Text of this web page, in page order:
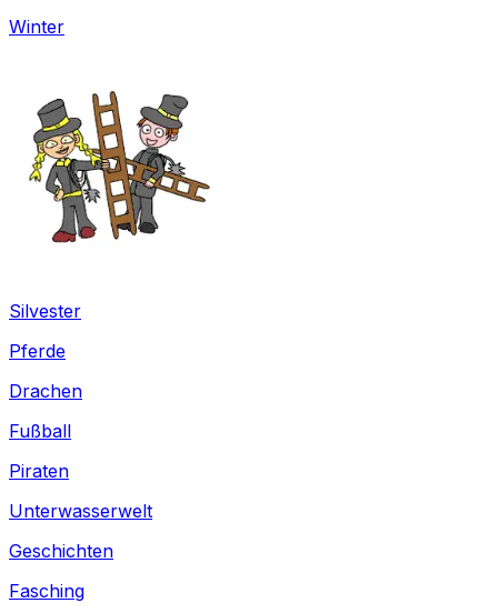
Winter
Silvester
Pferde
Drachen
Fußball
Piraten
Unterwasserwelt
Geschichten
Fasching